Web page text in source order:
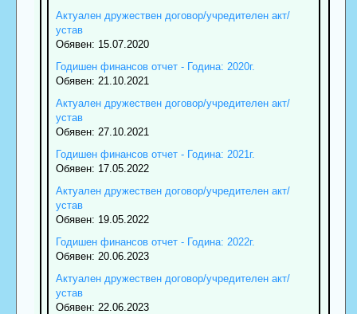
Актуален дружествен договор/учредителен акт/
устав
Обявен: 15.07.2020
Годишен финансов отчет - Година: 2020г.
Обявен: 21.10.2021
Актуален дружествен договор/учредителен акт/
устав
Обявен: 27.10.2021
Годишен финансов отчет - Година: 2021г.
Обявен: 17.05.2022
Актуален дружествен договор/учредителен акт/
устав
Обявен: 19.05.2022
Годишен финансов отчет - Година: 2022г.
Обявен: 20.06.2023
Актуален дружествен договор/учредителен акт/
устав
Обявен: 22.06.2023